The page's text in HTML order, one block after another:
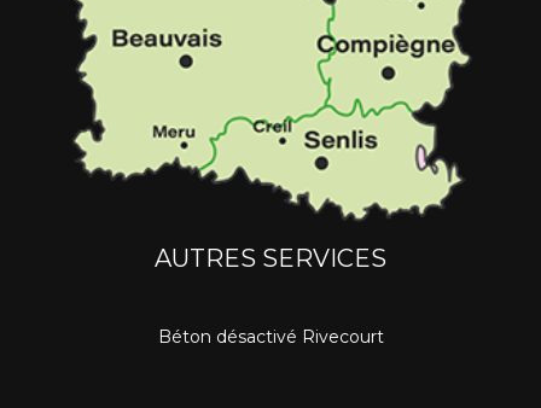
AUTRES SERVICES
Béton désactivé Rivecourt